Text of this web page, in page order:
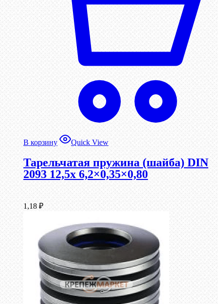
В корзину Quick View
Тарельчатая пружина (шайба) DIN
2093 12,5x 6,2×0,35×0,80
1,18 ₽